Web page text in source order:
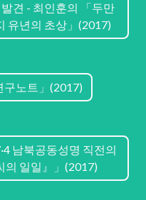
견 - 최인훈의 「두만
유년의 초상」(2017)
구노트」(2017)
남북공동성명 직전의
의 일일』」(2017)